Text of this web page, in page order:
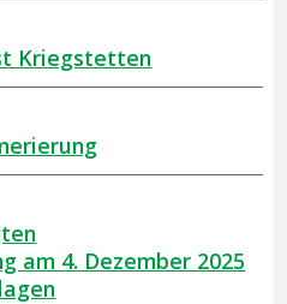
Kriegstetten
am 4. Dezember 2025